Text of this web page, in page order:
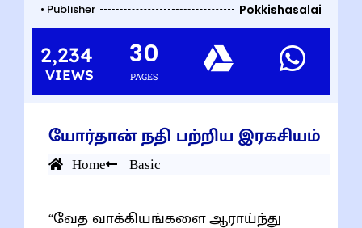
• Publisher Pokkishasalai
2,234
VIEWS PAGES
30
யோர்தான் நதி பற்றிய இரகசியம்
Home Basic
“வேத வாக்கியங்களை ஆராய்ந்து